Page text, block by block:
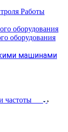
Работы
оборудования
оборудования
машинами
частоты